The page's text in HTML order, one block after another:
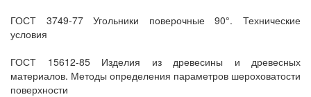
ГОСТ 3749-77 Угольники поверочные 90°. Технические
условия
ГОСТ 15612-85 Изделия из древесины и древесных
материалов. Методы определения параметров шероховатости
поверхности